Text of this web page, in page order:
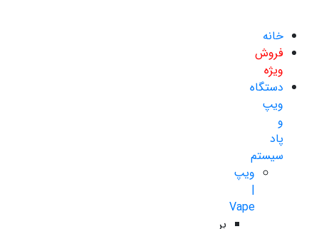
خانه
فروش
ویژه
دستگاه
ویپ
و
پاد
سیستم
ویپ
|
Vape
بر